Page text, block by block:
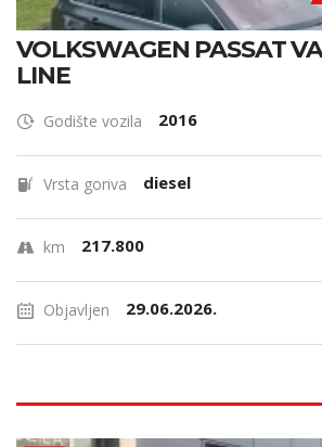
VOLKSWAGEN PASSAT
LINE
Godište vozila 2016
Vrsta goriva diesel
km 217.800
Objavljen 29.06.2026.